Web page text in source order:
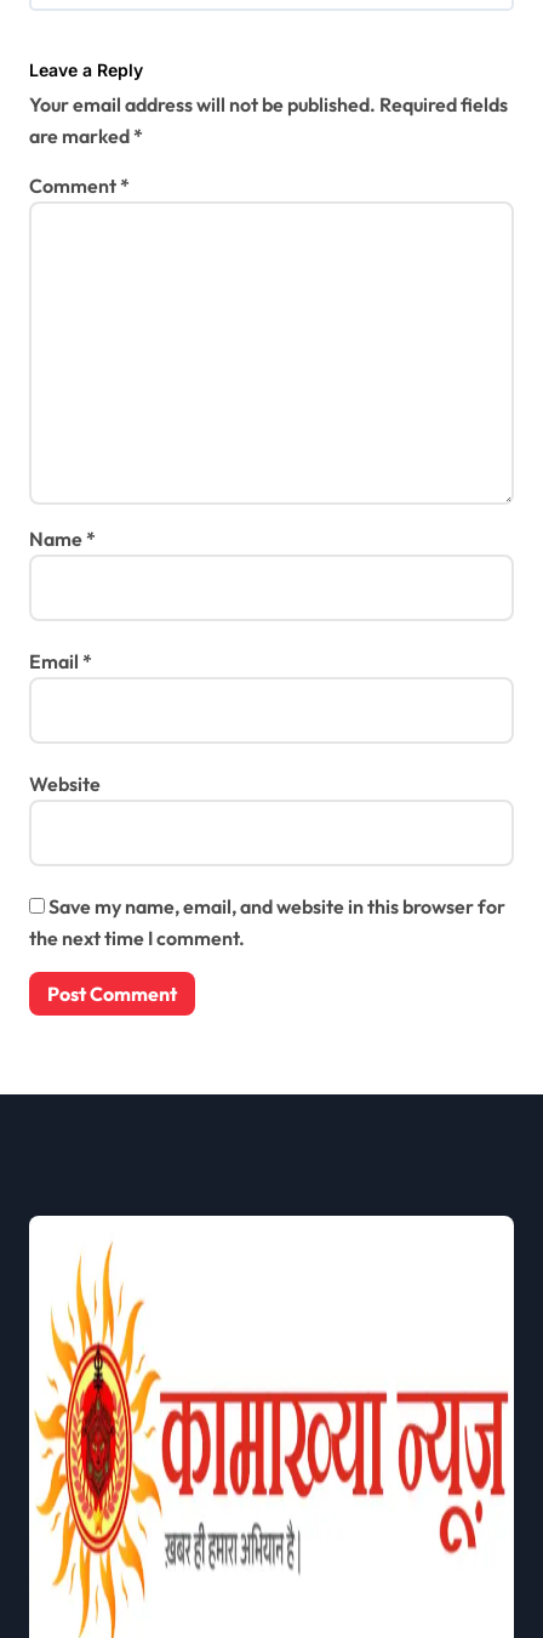
g
a
t
i
o
Leave a Reply
Your email address will not be published. Required fields
are marked*
Comment*
Name*
Email *
Website
Save my name, email, and website in this browser for
the next time I comment.